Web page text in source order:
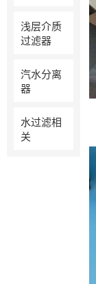
浅层介质
过滤器
汽水分离
器
水过滤相
关